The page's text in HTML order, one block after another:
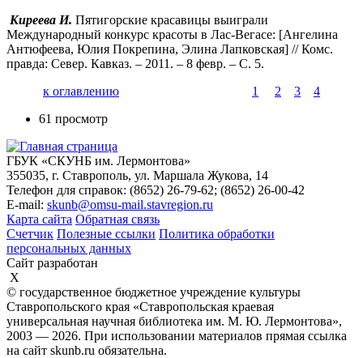
Киреева И. Пятигорские красавицы выиграли
Международный конкурс красоты в Лас-Вегасе: [Ангелина
Антюфеева, Юлия Покрепина, Элина Лапковская] // Комс.
правда: Север. Кавказ. – 2011. – 8 февр. – С. 5.
к оглавлению
1 2 3
4
61 просмотр
ГБУК «СКУНБ им. Лермонтова»
355035, г. Ставрополь, ул. Маршала Жукова, 14
Телефон для справок: (8652) 26-79-62; (8652) 26-00-42
E-mail: skunb@omsu-mail.stavregion.ru
Карта сайта Обратная связь
Счетчик Полезные ссылки Политика обработки
персональных данных
Сайт разработан
X
© государственное бюджетное учреждение культуры
Ставропольского края «Ставропольская краевая
универсальная научная библиотека им. М. Ю. Лермонтова»,
2003 — 2026. При использовании материалов прямая ссылка
на сайт skunb.ru обязательна.